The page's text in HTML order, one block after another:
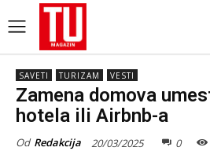
SAVETI TURIZAM VESTI
Zamena domova
hotela ili Airbnb-a
Od Redakcija 20/03/2025 0